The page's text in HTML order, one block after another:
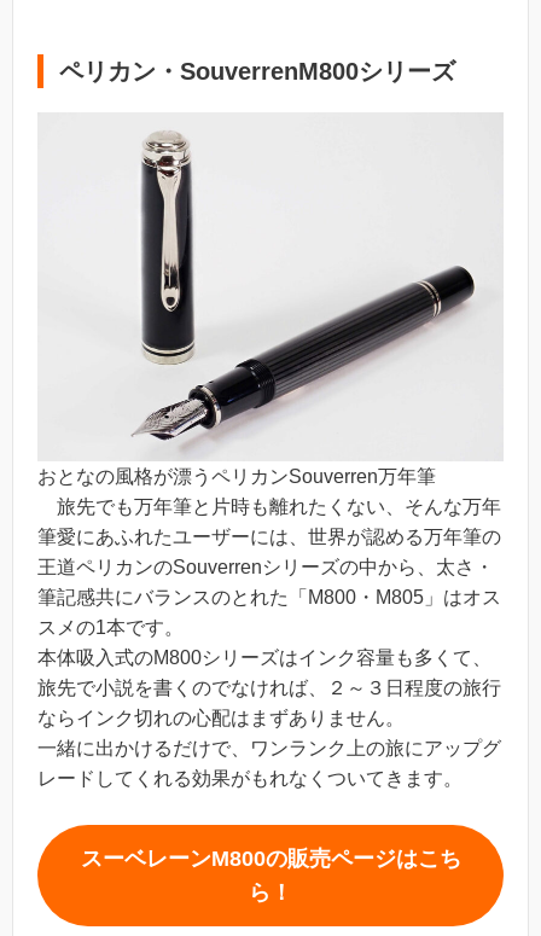
ペリカン・SouverrenM800シリーズ
おとなの風格が漂うペリカンSouverren万年筆
旅先でも万年筆と片時も離れたくない、そんな万年
筆愛にあふれたユーザーには、世界が認める万年筆の
王道ペリカンのSouverrenシリーズの中から、太さ・
筆記感共にバランスのとれた「M800・M805」はオス
スメの1本です。
本体吸入式のM800シリーズはインク容量も多くて、
旅先で小説を書くのでなければ、２～３日程度の旅行
ならインク切れの心配はまずありません。
一緒に出かけるだけで、ワンランク上の旅にアップグ
レードしてくれる効果がもれなくついてきます。
スーベレーンM800の販売ページはこち
ら！